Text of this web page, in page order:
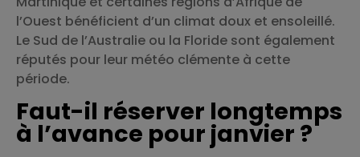
l’Ouest bénéficient d’un climat doux et ensoleillé.
Le Sud de l’Australie ou la Floride sont également
réputés pour leur météo clémente à cette
période.
Faut-il réserver longtemps
à l’avance pour janvier ?